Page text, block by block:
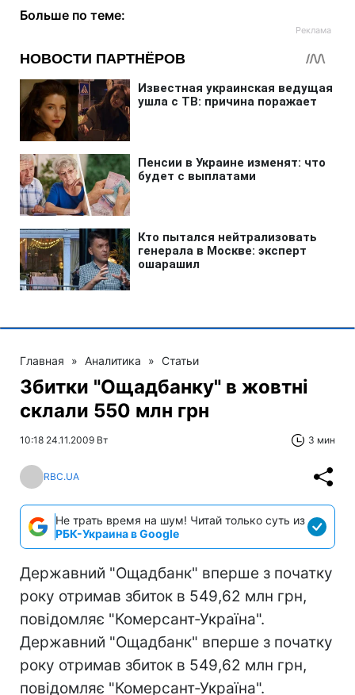
Больше по теме:
Главная » Аналитика » Статьи
Збитки "Ощадбанку" в жовтні
склали 550 млн грн
10:18 24.11.2009 Вт 3 мин
RBC.UA
Не трать время на шум! Читай только суть из
РБК-Украина в Google
Державний "Ощадбанк" вперше з початку
року отримав збиток в 549,62 млн грн,
повідомляє "Комерсант-Україна".
Державний "Ощадбанк" вперше з початку
року отримав збиток в 549,62 млн грн,
повідомляє "Комерсант-Україна".